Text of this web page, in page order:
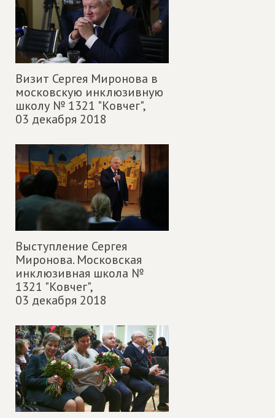
Визит Сергея Миронова в
московскую инклюзивную
школу № 1321 "Ковчег",
03 декабря 2018
Выступление Сергея
Миронова. Московская
инклюзивная школа №
1321 "Ковчег",
03 декабря 2018